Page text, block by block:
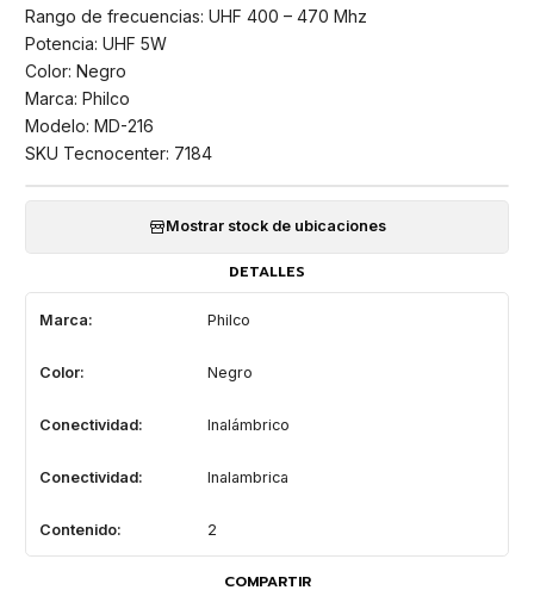
Rango de frecuencias: UHF 400 – 470 Mhz
Potencia: UHF 5W
Color: Negro
Marca: Philco
Modelo: MD-216
SKU Tecnocenter: 7184
Mostrar stock de ubicaciones
DETALLES
Marca: Philco
Color: Negro
Conectividad: Inalámbrico
Conectividad: Inalambrica
Contenido: 2
COMPARTIR